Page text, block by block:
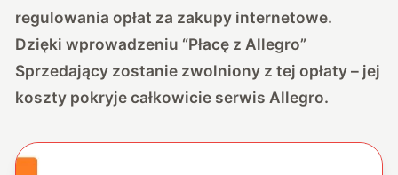
regulowania opłat za zakupy internetowe.
Dzięki wprowadzeniu “Płacę z Allegro”
Sprzedający zostanie zwolniony z tej opłaty – jej
koszty pokryje całkowicie serwis Allegro.